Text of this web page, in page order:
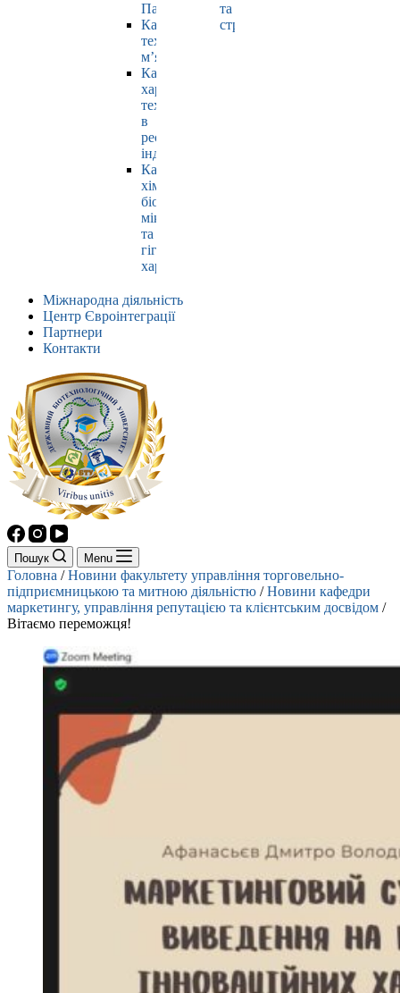
Павлюк
Кафедра
технології
м’яса
Кафедра
харчових
технологій
в
ресторанній
індустрії
Кафедра
хімії,
біохімії,
мікробіології
та
гігієни
харчування
та
страхування
Міжнародна діяльність
Центр Євроінтеграції
Партнери
Контакти
Пошук Menu
Головна /Новини факультету управління торговельно-
підприємницькою та митною діяльністю /Новини кафедри
маркетингу, управління репутацією та клієнтським досвідом /
Вітаємо переможця!